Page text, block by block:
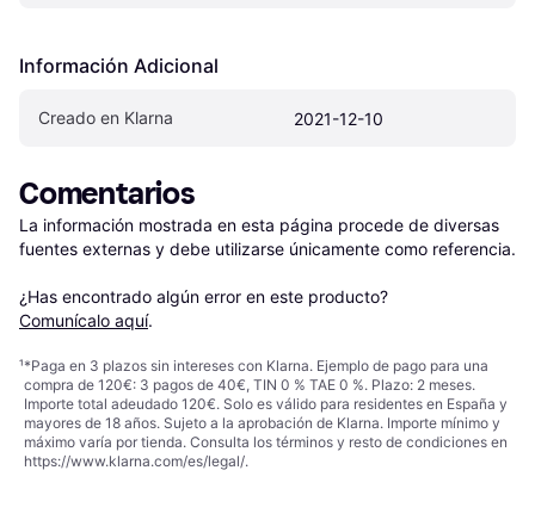
Información Adicional
Creado en Klarna 2021-12-10
Comentarios
La información mostrada en esta página procede de diversas
fuentes externas y debe utilizarse únicamente como referencia.
¿Has encontrado algún error en este producto?
Comunícalo aquí.
¹*Paga en 3 plazos sin intereses con Klarna. Ejemplo de pago para una
compra de 120€: 3 pagos de 40€, TIN 0 % TAE 0 %. Plazo: 2 meses.
Importe total adeudado 120€. Solo es válido para residentes en España y
mayores de 18 años. Sujeto a la aprobación de Klarna. Importe mínimo y
máximo varía por tienda. Consulta los términos y resto de condiciones en
https://www.klarna.com/es/legal/.